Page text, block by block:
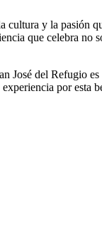
cultura y la pasión
que celebra
José del Refugio
por esta